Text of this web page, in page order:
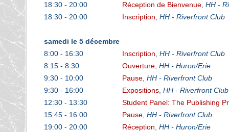
18:30 - 20:00
Réception de Bienvenue, HH -
18:30 - 20:00
Inscription, HH - Riverfront Club
samedi le 5 décembre
8:00 - 16:30
Inscription, HH - Riverfront Club
8:15 - 8:30
Ouverture, HH - Huron/Erie
9:30 - 10:00
Pause, HH - Riverfront Club
9:30 - 16:00
Expositions, HH - Riverfront Club
12:30 - 13:30
Student Panel: The Publishing
15:45 - 16:00
Pause, HH - Riverfront Club
19:00 - 20:00
Réception, HH - Huron/Erie